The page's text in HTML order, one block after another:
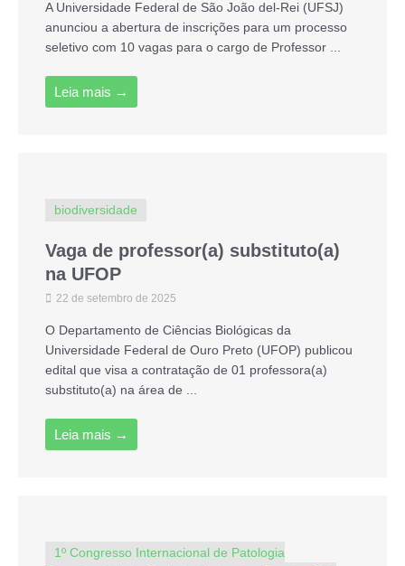
A Universidade Federal de São João del-Rei (UFSJ)
anunciou a abertura de inscrições para um processo
seletivo com 10 vagas para o cargo de Professor ...
Leia mais →
biodiversidade
Vaga de professor(a) substituto(a)
na UFOP
22 de setembro de 2025
O Departamento de Ciências Biológicas da
Universidade Federal de Ouro Preto (UFOP) publicou
edital que visa a contratação de 01 professora(a)
substituto(a) na área de ...
Leia mais →
1º Congresso Internacional de Patologia